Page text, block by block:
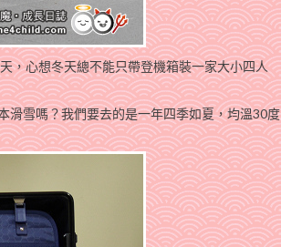
，心想冬天總不能只帶登機箱裝一家大小四人
滑雪嗎？我們要去的是一年四季如夏，均溫30度